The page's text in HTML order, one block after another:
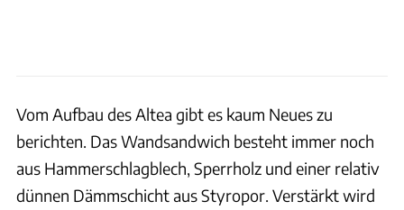
Vom Aufbau des Altea gibt es kaum Neues zu
berichten. Das Wandsandwich besteht immer noch
aus Hammerschlagblech, Sperrholz und einer relativ
dünnen Dämmschicht aus Styropor. Verstärkt wird